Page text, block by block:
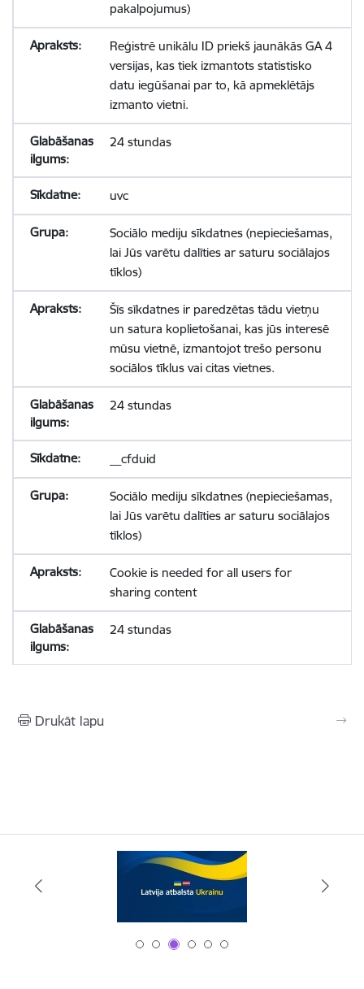
pakalpojumus)
Reģistrē unikālu ID priekš jaunākās GA 4
versijas, kas tiek izmantots statistisko
datu iegūšanai par to, kā apmeklētājs
izmanto vietni.
24 stundas
uvc
Sociālo mediju sīkdatnes (nepieciešamas,
lai Jūs varētu dalīties ar saturu sociālajos
tīklos)
Šīs sīkdatnes ir paredzētas tādu vietņu
un satura koplietošanai, kas jūs interesē
mūsu vietnē, izmantojot trešo personu
sociālos tīklus vai citas vietnes.
24 stundas
__cfduid
Sociālo mediju sīkdatnes (nepieciešamas,
lai Jūs varētu dalīties ar saturu sociālajos
tīklos)
Cookie is needed for all users for
sharing content
24 stundas
Drukāt lapu